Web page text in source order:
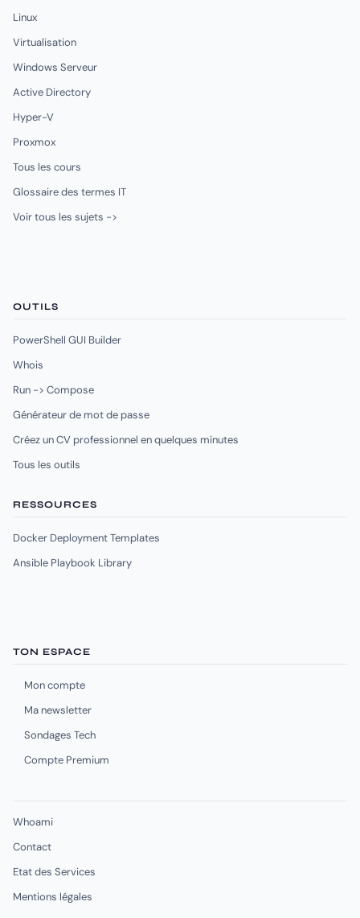
Linux
Virtualisation
Windows Serveur
Active Directory
Hyper-V
Proxmox
Tous les cours
Glossaire des termes IT
Voir tous les sujets ->
OUTILS
PowerShell GUI Builder
Whois
Run -> Compose
Générateur de mot de passe
Créez un CV professionnel en quelques minutes
Tous les outils
RESSOURCES
Docker Deployment Templates
Ansible Playbook Library
TON ESPACE
Mon compte
Ma newsletter
Sondages Tech
Compte Premium
Whoami
Contact
Etat des Services
Mentions légales